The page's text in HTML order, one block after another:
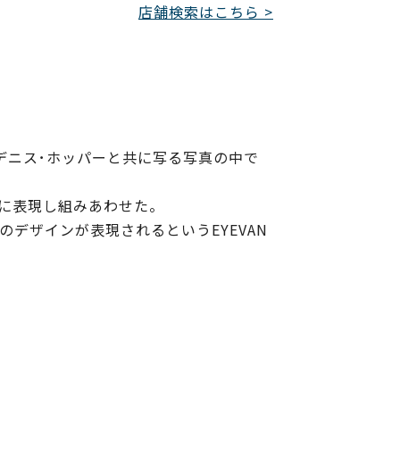
店舗検索はこちら >
ス･ホッパーと共に写る写真の中で
現し組みあわせた。
ザインが表現されるというEYEVAN